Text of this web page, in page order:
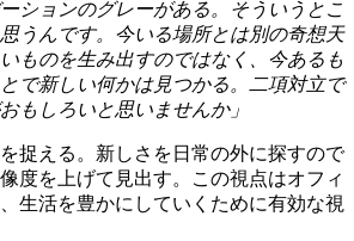
ションのグレーがある。そういうとこ
うんです。今いる場所とは別の奇想天
ものを生み出すのではなく、今あるも
で新しい何かは見つかる。二項対立で
もしろいと思いませんか」
捉える。新しさを日常の外に探すので
度を上げて見出す。この視点はオフィ
生活を豊かにしていくために有効な視